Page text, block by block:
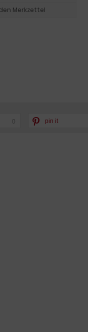
0 pin it